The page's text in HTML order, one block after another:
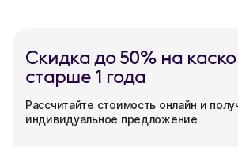
Скидка до 50% на
старше 1 года
Рассчитайте стоимость онлайн и
индивидуальное предложение